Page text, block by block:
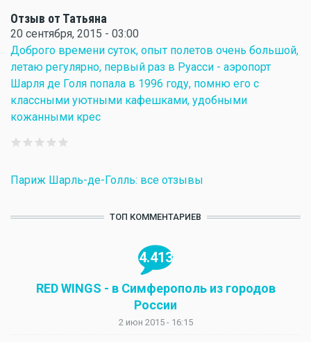
Отзыв от Татьяна
20 сентября, 2015 - 03:00
Доброго времени суток, опыт полетов очень большой,
летаю регулярно, первый раз в Руасси - аэропорт
Шарля де Голя попала в 1996 году, помню его с
классными уютными кафешками, удобными
кожанными крес
Париж Шарль-де-Голль: все отзывы
ТОП КОММЕНТАРИЕВ
4.413
RED WINGS - в Симферополь из городов
России
2 июн 2015 - 16:15